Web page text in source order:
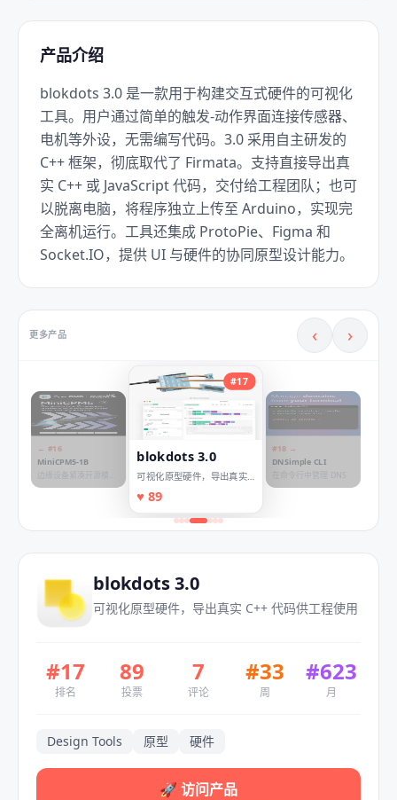
产品介绍
blokdots 3.0 是一款用于构建交互式硬件的可视化
工具。用户通过简单的触发‑动作界面连接传感器、
电机等外设，无需编写代码。3.0 采用自主研发的
C++ 框架，彻底取代了 Firmata。支持直接导出真
实 C++ 或 JavaScript 代码，交付给工程团队；也可
以脱离电脑，将程序独立上传至 Arduino，实现完
全离机运行。工具还集成 ProtoPie、Figma 和
Socket.IO，提供 UI 与硬件的协同原型设计能力。
更多产品 ‹ ›
← #16
MiniCPM5-1B
的新标杆
#17
blokdots 3.0
可视化原型硬件，导出真实
C++ 代码供工程使用
♥ 89
#18 →
DNSimple CLI
在命令行中管理 DNS
blokdots 3.0
可视化原型硬件，导出真实 C++ 代码供工程使用
#17
排名
89
投票
7
评论
#33
周
#623
月
Design Tools 原型 硬件
🚀 访问产品